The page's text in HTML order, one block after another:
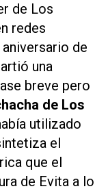
de Los
redes
de
una
breve pero
de Los
utilizado
el
que el
de Evita a lo